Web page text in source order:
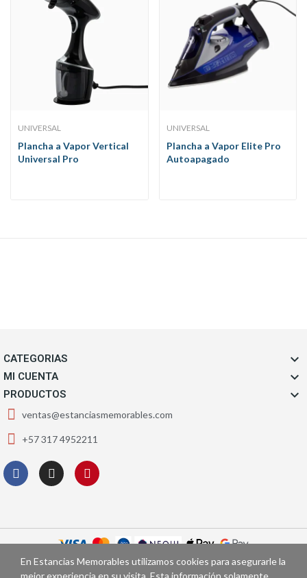
UNIVERSAL
Plancha a Vapor Vertical
Universal Pro
UNIVERSAL
Plancha a Vapor Elite Pro
Autoapagado
CATEGORIAS 
MI CUENTA 
PRODUCTOS 
ventas@estanciasmemorables.com
+57 317 4952211
Copyright © Estancias Memorables - 2026. Todos los derechos
En Estancias Memorables utilizamos cookies para asegurarle la
mejor experiencia en su visita. Esta información solamente